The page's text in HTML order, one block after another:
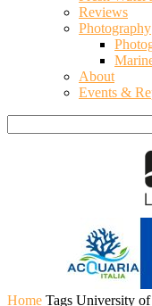
Reviews
Photography
About
Events &
Home Tags University